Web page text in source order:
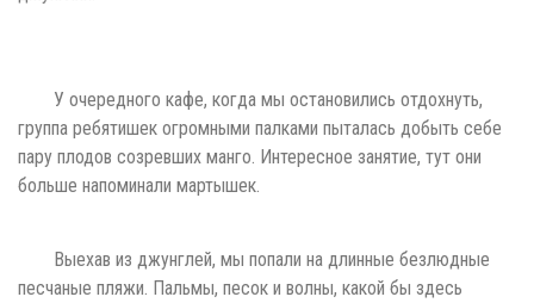
У очередного кафе, когда мы остановились отдохнуть,
группа ребятишек огромными палками пыталась добыть себе
пару плодов созревших манго. Интересное занятие, тут они
больше напоминали мартышек.
Выехав из джунглей, мы попали на длинные безлюдные
песчаные пляжи. Пальмы, песок и волны, какой бы здесь